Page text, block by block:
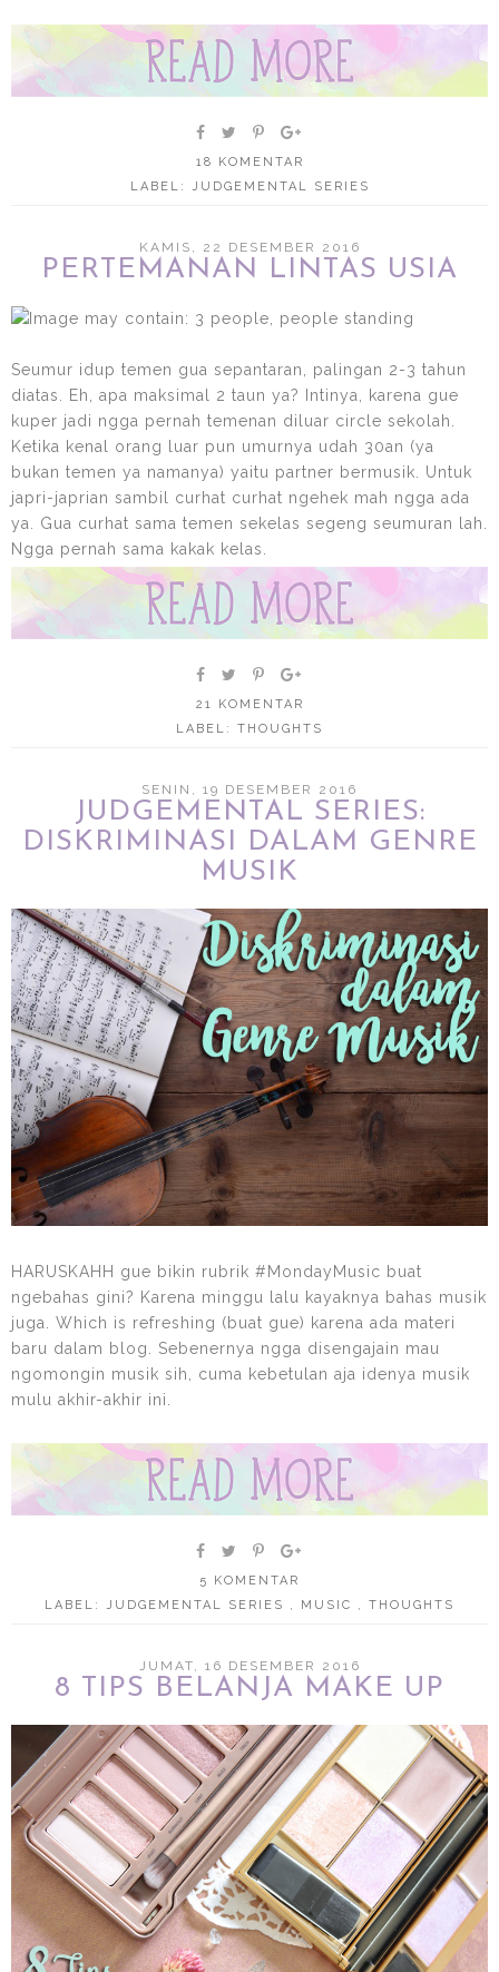
18 KOMENTAR
LABEL: JUDGEMENTAL SERIES
KAMIS, 22 DESEMBER 2016
PERTEMANAN LINTAS USIA
Seumur idup temen gua sepantaran, palingan 2-3 tahun
diatas. Eh, apa maksimal 2 taun ya? Intinya, karena gue
kuper jadi ngga pernah temenan diluar circle sekolah.
Ketika kenal orang luar pun umurnya udah 30an (ya
bukan temen ya namanya) yaitu partner bermusik. Untuk
japri-japrian sambil curhat curhat ngehek mah ngga ada
ya. Gua curhat sama temen sekelas segeng seumuran lah.
Ngga pernah sama kakak kelas.
21 KOMENTAR
LABEL: THOUGHTS
SENIN, 19 DESEMBER 2016
JUDGEMENTAL SERIES:
DISKRIMINASI DALAM GENRE
MUSIK
HARUSKAHH gue bikin rubrik #MondayMusic buat
ngebahas gini? Karena minggu lalu kayaknya bahas musik
juga. Which is refreshing (buat gue) karena ada materi
baru dalam blog. Sebenernya ngga disengajain mau
ngomongin musik sih, cuma kebetulan aja idenya musik
mulu akhir-akhir ini.
5 KOMENTAR
LABEL: JUDGEMENTAL SERIES , MUSIC , THOUGHTS
JUMAT, 16 DESEMBER 2016
8 TIPS BELANJA MAKE UP